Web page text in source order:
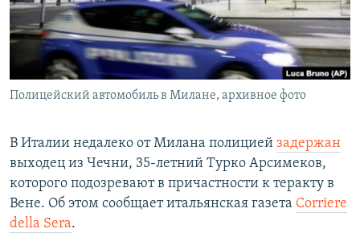
СПОРТ
МИР
БЛОГИ
ГОЛОСА
ЧИТАЕМ ПРЕССУ
АРХИВ РАДИОПРОГРАММЫ
Все сайты РСЕ/РС
Полицейский автомобиль в Милане, архивное фото
В Италии недалеко от Милана полицией задержан
выходец из Чечни, 35-летний Турко Арсимеков,
которого подозревают в причастности к теракту в
Вене. Об этом сообщает итальянская газета Corriere
della Sera.